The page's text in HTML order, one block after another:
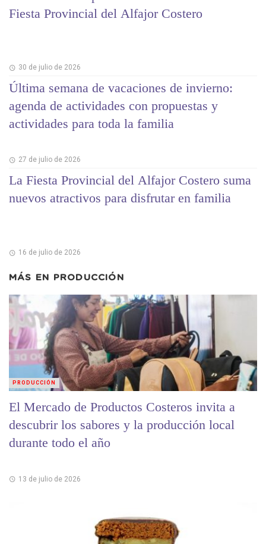
Fiesta Provincial del Alfajor Costero
30 de julio de 2026
Última semana de vacaciones de invierno:
agenda de actividades con propuestas y
actividades para toda la familia
27 de julio de 2026
La Fiesta Provincial del Alfajor Costero suma
nuevos atractivos para disfrutar en familia
16 de julio de 2026
MÁS EN PRODUCCIÓN
El Mercado de Productos Costeros invita a
descubrir los sabores y la producción local
durante todo el año
13 de julio de 2026
PRODUCCIÓN